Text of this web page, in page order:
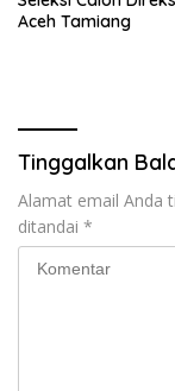
Aceh Tamiang
Tinggalkan
Alamat email Anda
ditandai *